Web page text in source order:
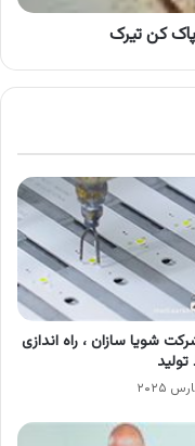
کن تیرک
شویا سازان ، راه اندازی